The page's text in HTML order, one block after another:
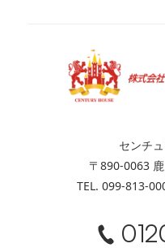
センチ
〒890-0063
TEL. 099-813-